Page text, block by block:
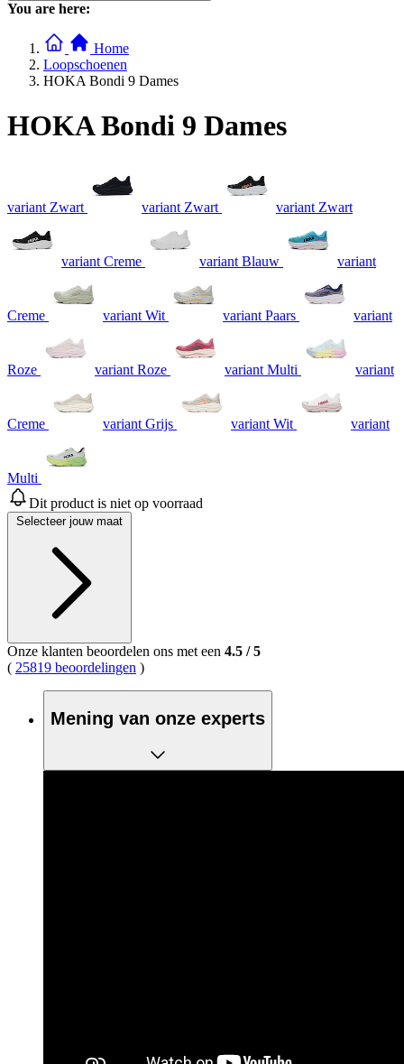
You are here:
Home
Loopschoenen
HOKA Bondi 9 Dames
HOKA Bondi 9 Dames
variant Zwart variant Zwart variant Zwart
variant Creme variant Blauw variant
Creme variant Wit variant Paars variant
Roze variant Roze variant Multi variant
Creme variant Grijs variant Wit variant
Multi
Dit product is niet op voorraad
Selecteer jouw maat
Onze klanten beoordelen ons met een 4.5 /5
( 25819 beoordelingen )
Mening van onze experts